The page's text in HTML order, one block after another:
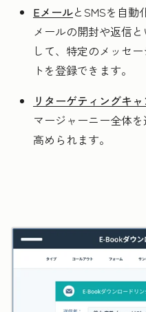
EメールとSMSを自動
メールの開封や返信
して、特定のメッセ
トを登録できます。
リターゲティングキ
マージャーニー全体
高められます。